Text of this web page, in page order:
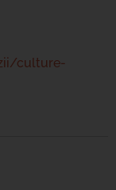
culture-